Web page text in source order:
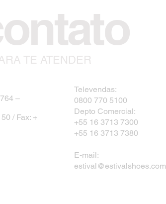
TE ATENDER
–
/ Fax: +
Televendas:
0800 770 5100
Depto Comercial:
+55 16 3713 7300
+55 16 3713 7380
E-mail:
estival@estivalshoes.com